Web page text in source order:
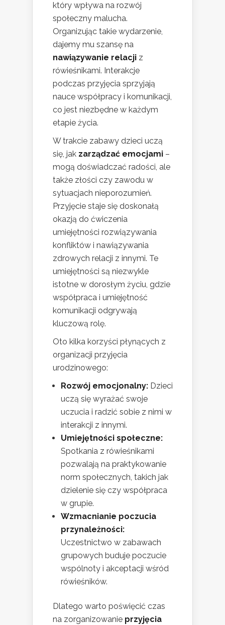
który wpływa na rozwój
społeczny malucha.
Organizując takie wydarzenie,
dajemy mu szansę na
nawiązywanie relacji z
rówieśnikami. Interakcje
podczas przyjęcia sprzyjają
nauce współpracy i komunikacji,
co jest niezbędne w każdym
etapie życia.
W trakcie zabawy dzieci uczą
się, jak zarządzać emocjami –
mogą doświadczać radości, ale
także złości czy zawodu w
sytuacjach nieporozumień.
Przyjęcie staje się doskonałą
okazją do ćwiczenia
umiejętności rozwiązywania
konfliktów i nawiązywania
zdrowych relacji z innymi. Te
umiejętności są niezwykle
istotne w dorosłym życiu, gdzie
współpraca i umiejętność
komunikacji odgrywają
kluczową rolę.
Oto kilka korzyści płynących z
organizacji przyjęcia
urodzinowego:
Rozwój emocjonalny: Dzieci
uczą się wyrażać swoje
uczucia i radzić sobie z nimi w
interakcji z innymi.
Umiejętności społeczne:
Spotkania z rówieśnikami
pozwalają na praktykowanie
norm społecznych, takich jak
dzielenie się czy współpraca
w grupie.
Wzmacnianie poczucia
przynależności:
Uczestnictwo w zabawach
grupowych buduje poczucie
wspólnoty i akceptacji wśród
rówieśników.
Dlatego warto poświęcić czas
na zorganizowanie przyjęcia